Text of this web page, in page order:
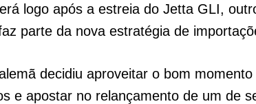
logo após a estreia do Jetta GLI,
parte da nova estratégia de
decidiu aproveitar o bom
e apostar no relançamento de um de